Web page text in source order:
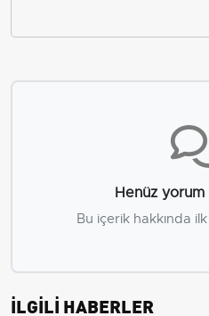
Henüz yorum
Bu içerik hakkında
İLGİLİ HABERLER